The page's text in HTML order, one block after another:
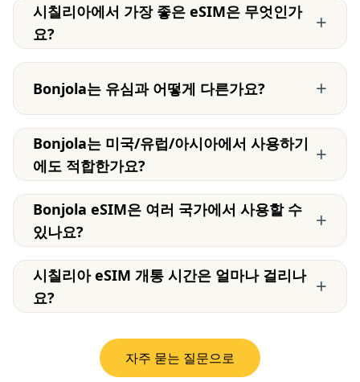
시칠리아에서 가장 좋은 eSIM은 무엇인가
요?
+
Bonjola는 유심과 어떻게 다른가요? +
Bonjola는 미국/유럽/아시아에서 사용하기
에도 적합한가요?
+
Bonjola eSIM은 여러 국가에서 사용할 수
있나요?
+
시칠리아 eSIM 개통 시간은 얼마나 걸리나
요?
+
자주 묻는 질문으로